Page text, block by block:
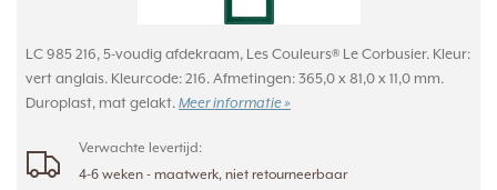
LC 985 216, 5-voudig afdekraam, Les Couleurs® Le Corbusier. Kleur:
vert anglais. Kleurcode: 216. Afmetingen: 365,0 x 81,0 x 11,0 mm.
Duroplast, mat gelakt. Meer informatie »
Verwachte levertijd:
4-6 weken - maatwerk, niet retourneerbaar